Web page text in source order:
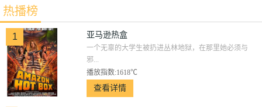
热播榜
1 亚马逊热盒
一个无辜的大学生被扔进丛林地狱，在那里她必须与
邪...
播放指数:1618℃
查看详情